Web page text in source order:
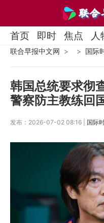
首页 即时 焦点 人
联合早报中文网 国际
韩国总统要求彻
警察防主教练回
发布：2026-07-02 08:16 | 国际